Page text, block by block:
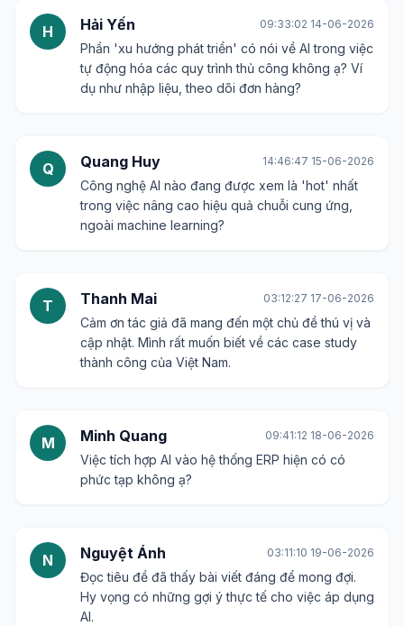
H Hải Yến 09:33:02 14-06-2026
Phần 'xu hướng phát triển' có nói về AI trong việc
tự động hóa các quy trình thủ công không ạ? Ví
dụ như nhập liệu, theo dõi đơn hàng?
Q Quang Huy 14:46:47 15-06-2026
Công nghệ AI nào đang được xem là 'hot' nhất
trong việc nâng cao hiệu quả chuỗi cung ứng,
ngoài machine learning?
T Thanh Mai 03:12:27 17-06-2026
Cảm ơn tác giả đã mang đến một chủ đề thú vị và
cập nhật. Mình rất muốn biết về các case study
thành công của Việt Nam.
M Minh Quang 09:41:12 18-06-2026
Việc tích hợp AI vào hệ thống ERP hiện có có
phức tạp không ạ?
N Nguyệt Ánh 03:11:10 19-06-2026
Đọc tiêu đề đã thấy bài viết đáng để mong đợi.
Hy vọng có những gợi ý thực tế cho việc áp dụng
AI.